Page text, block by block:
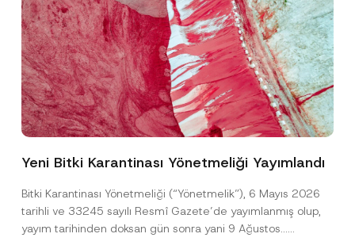
Yeni Bitki Karantinası Yönetmeliği Yayımlandı
Bitki Karantinası Yönetmeliği (“Yönetmelik”), 6 Mayıs 2026
tarihli ve 33245 sayılı Resmî Gazete’de yayımlanmış olup,
yayım tarihinden doksan gün sonra yani 9 Ağustos...
Ad*
Firma
*
*
o
i
c
e